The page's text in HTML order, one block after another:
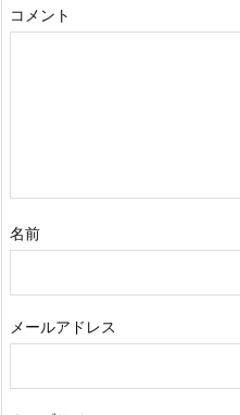
コメント
名前
メールアドレス